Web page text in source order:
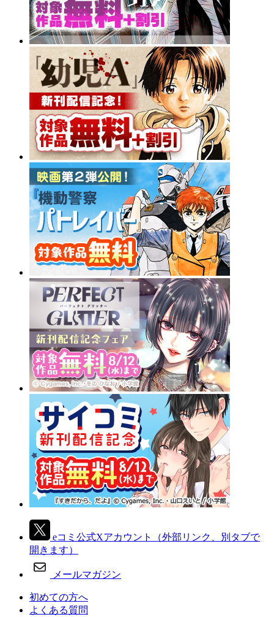
eコミ公式Xアカウント
（外部リンク、別タブで
開きます）
メールマガジン
初めての方へ
よくある質問